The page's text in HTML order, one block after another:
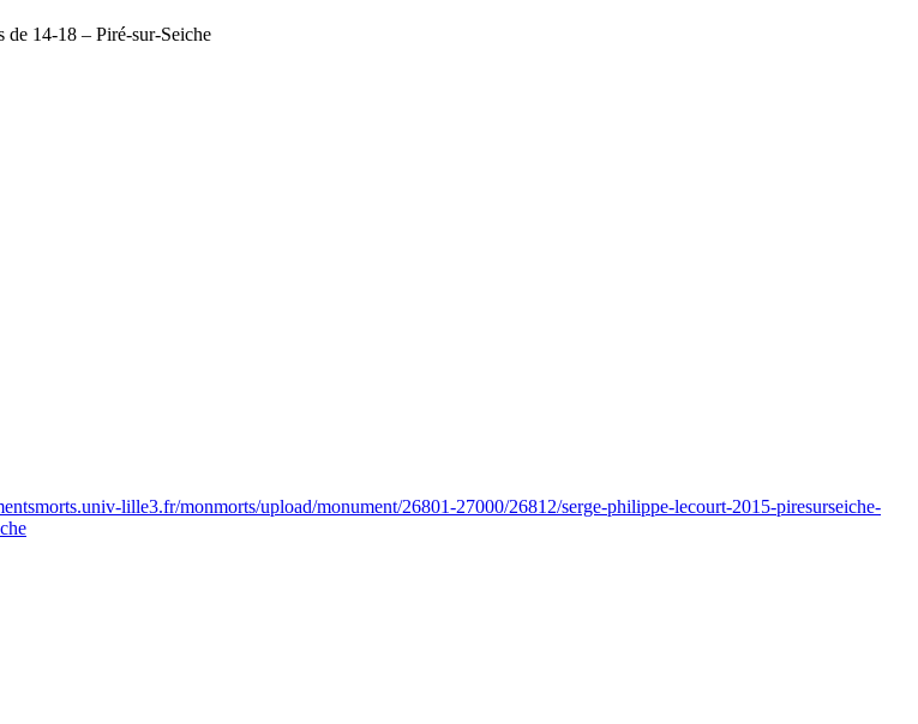
de 14-18 – Piré-sur-Seiche
lille3.fr/monmorts/upload/monument/26801-27000/26812/serge-philippe-lecourt-2015-piresurseiche-